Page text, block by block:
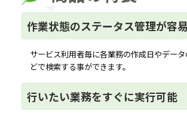
作業状態のステータス管理が容易
サービス利用者毎に各業務の作成日やデー
どで検索する事ができます。
行いたい業務をすぐに実行可能